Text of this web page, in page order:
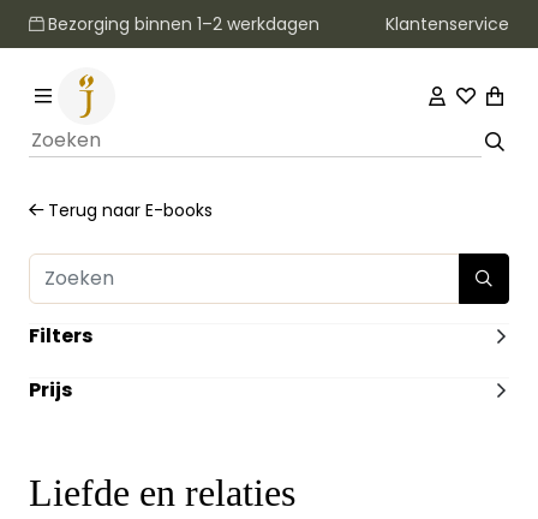
Bezorging binnen 1–2 werkdagen Klantenservice
Terug naar E-books
Filters
Zonder Illustraties
Ja (7)
Prijs
Liefde en relaties